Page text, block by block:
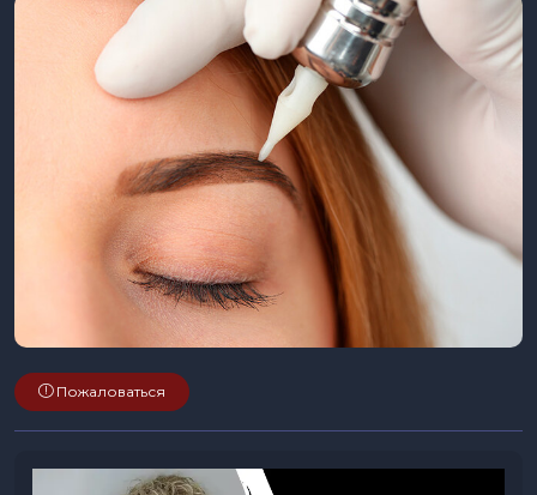
Пожаловаться